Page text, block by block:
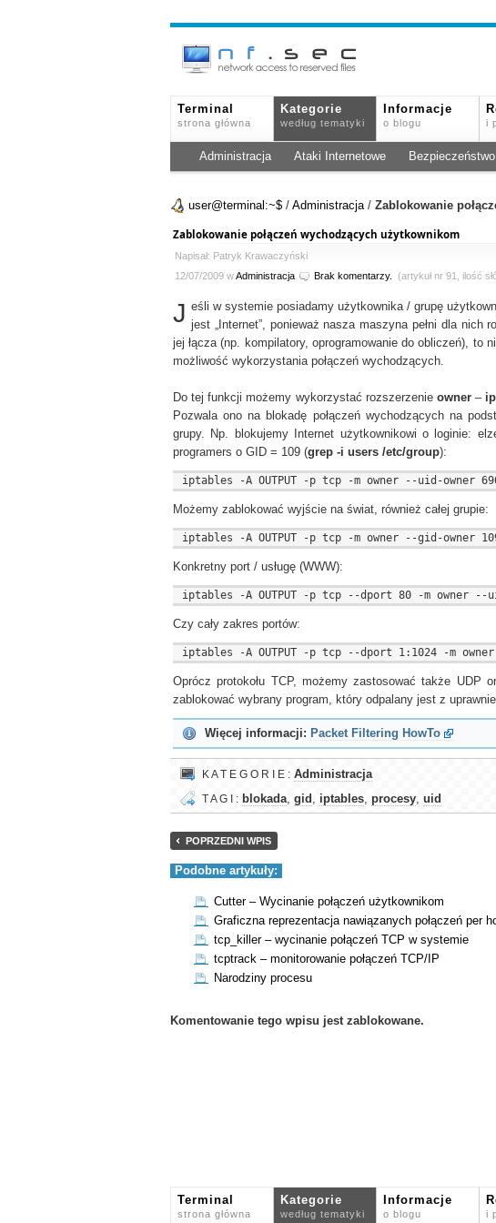
Terminal
strona główna
Kategorie
według tematyki
Informacje
o blogu i
Administracja Ataki Internetowe Bezpieczeństwo
user@terminal:~$ / Administracja/ Zablokowanie
Zablokowanie połączeń wychodzących użytkownikom
Napisał: Patryk Krawaczyński
12/07/2009 wAdministracja Brak komentarzy. (artykuł nr 91, ilość
J eśli w systemie posiadamy użytkownika / grupę
jest „Internet”, ponieważ nasza maszyna pełni dla
jej łącza (np. kompilatory, oprogramowanie do obliczeń),
możliwość wykorzystania połączeń wychodzących.
Do tej funkcji możemy wykorzystać rozszerzenie owner–
Pozwala ono na blokadę połączeń wychodzących na
grupy. Np. blokujemy Internet użytkownikowi o loginie:
programers o GID = 109 (grep -i users /etc/group):
Możemy zablokować wyjście na świat, również całej grupie:
Konkretny port / usługę (WWW):
Czy cały zakres portów:
Oprócz protokołu TCP, możemy zastosować także UDP
zablokować wybrany program, który odpalany jest z
Więcej informacji: Packet Filtering HowTo
K A T E G O R I E : Administracja
T A G I : blokada, gid , iptables, procesy, uid
POPRZEDNI WPIS
Podobne artykuły:
Cutter – Wycinanie połączeń użytkownikom
Graficzna reprezentacja nawiązanych połączeń per
tcp_killer – wycinanie połączeń TCP w systemie
tcptrack – monitorowanie połączeń TCP/IP
Narodziny procesu
Komentowanie tego wpisu jest zablokowane.
Terminal
strona główna
Kategorie
według tematyki
Informacje
o blogu i